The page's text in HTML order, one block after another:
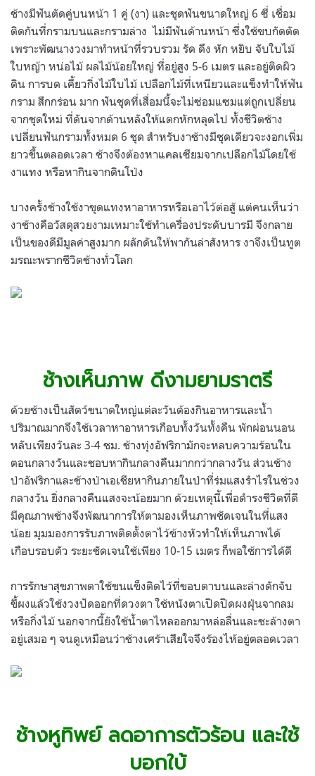
ช้างมีฟันตัดคู่บนหน้า 1 คู่ (งา) และชุดฟันขนาดใหญ่ 6 ซี่ เชื่อม
ติดกันที่กรามบนและกรามล่าง ไม่มีฟันด้านหน้า ซึ่งใช้ขบกัดตัด
เพราะพัฒนางวงมาทำหน้าที่รวบรวม รัด ดึง หัก หยิบ จับใบไม้
ใบหญ้า หน่อไม้ ผลไม้น้อยใหญ่ ที่อยู่สูง 5-6 เมตร และอยู่ติดผิว
ดิน การบด เคี้ยวกิ่งไม้ใบไม้ เปลือกไม้ที่เหนียวและแข็งทำให้ฟัน
กราม สึกกร่อน มาก ฟันชุดที่เสื่อมนี้จะไม่ซ่อมแซมแต่ถูกเปลี่ยน
จากชุดใหม่ ที่ดันจากด้านหลังให้แตกหักหลุดไป ทั้งชีวิตช้าง
เปลี่ยนฟันกรามทั้งหมด 6 ชุด สำหรับงาช้างมีชุดเดียวจะงอกเพิ่ม
ยาวขึ้นตลอดเวลา ช้างจึงต้องหาแคลเซียมจากเปลือกไม้โดยใช้
งาแทง หรือหากินจากดินโป่ง
บางครั้งช้างใช้งาขุดแทงหาอาหารหรือเอาไว้ต่อสู้ แต่คนเห็นว่า
งาช้างคือวัสดุสวยงามเหมาะใช้ทำเครื่องประดับบารมี จึงกลาย
เป็นของดีมีมูลค่าสูงมาก ผลักดันให้พากันล่าสังหาร งาจึงเป็นทูต
มรณะพรากชีวิตช้างทั่วโลก
ช้างเห็นภาพ ดีงามยามราตรี
ด้วยช้างเป็นสัตว์ขนาดใหญ่แต่ละวันต้องกินอาหารและน้ำ
ปริมาณมากจึงใช้เวลาหาอาหารเกือบทั้งวันทั้งคืน พักผ่อนนอน
หลับเพียงวันละ 3-4 ชม. ช้างทุ่งอัฟริกามักจะหลบความร้อนใน
ตอนกลางวันและชอบหากินกลางคืนมากกว่ากลางวัน ส่วนช้าง
ป่าอัฟริกาและช้างป่าเอเชียหากินภายในป่าที่ร่มแสงรำไรในช่วง
กลางวัน ยิ่งกลางคืนแสงจะน้อยมาก ด้วยเหตุนี้เพื่อดำรงชีวิตที่ดี
มีคุณภาพช้างจึงพัฒนาการให้ตามองเห็นภาพชัดเจนในที่แสง
น้อย มุมมองการรับภาพติดตั้งตาไว้ข้างหัวทำให้เห็นภาพได้
เกือบรอบตัว ระยะชัดเจนใช้เพียง 10-15 เมตร ก็พอใช้การได้ดี
การรักษาสุขภาพตาใช้ขนแข็งติดไว้ที่ขอบตาบนและล่างดักจับ
ขี้ผงแล้วใช้งวงปัดออกที่ดวงตา ใช้หนังตาเปิดปิดผงฝุ่นจากลม
หรือกิ่งไม้ นอกจากนี้ยังใช้น้ำตาไหลออกมาหล่อลื่นและชะล้างตา
อยู่เสมอ ๆ จนดูเหมือนว่าช้างเศร้าเสียใจจึงร้องไห้อยู่ตลอดเวลา
ช้างหูทิพย์ ลดอาการตัวร้อน และใช้
บอกใบ้